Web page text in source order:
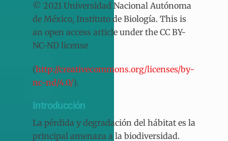
© 2021 Universidad Nacional Autónoma
de México, Instituto de Biología. This is
an open access article under the CC BY-
NC-ND license
(http://creativecommons.org/licenses/by-
nc-nd/4.0/).
Introducción
La pérdida y degradación del hábitat es la
principal amenaza a la biodiversidad.